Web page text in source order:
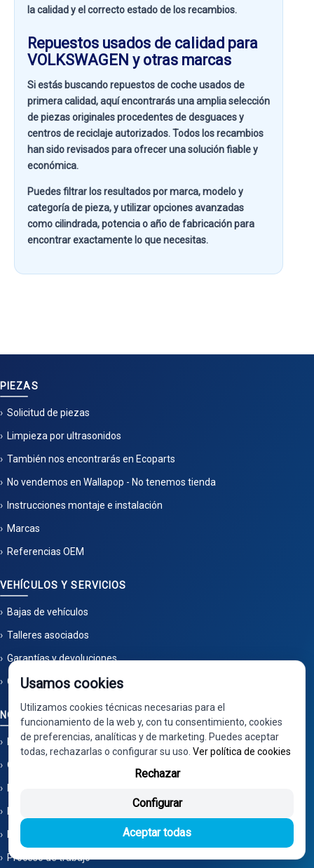
la calidad y el correcto estado de los recambios.
Repuestos usados de calidad para
VOLKSWAGEN y otras marcas
Si estás buscandorepuestos de coche usados de
primera calidad, aquí encontrarás una amplia selección
de piezas originales procedentes de desguaces y
centros de reciclaje autorizados. Todos los recambios
han sido revisados para ofrecer una solución fiable y
económica.
Puedes filtrar los resultados pormarca, modelo y
categoría de pieza, y utilizar opciones avanzadas
comocilindrada, potencia o año de fabricaciónpara
encontrar exactamente lo que necesitas.
PIEZAS
Solicitud de piezas
Limpieza por ultrasonidos
También nos encontrarás en Ecoparts
No vendemos en Wallapop - No tenemos tienda
Instrucciones montaje e instalación
Marcas
Referencias OEM
VEHÍCULOS Y SERVICIOS
Bajas de vehículos
Talleres asociados
Garantías y devoluciones
Colaboración Rideon Pamplona
NOSOTROS
Mapa del sitio
Quiénes somos
Proceso de trabajo
Usamos cookies
Utilizamos cookies técnicas necesarias para el
funcionamiento de la web y, con tu consentimiento, cookies
de preferencias, analíticas y de marketing. Puedes aceptar
todas, rechazarlas o configurar su uso. Ver política de cookies
Rechazar
Configurar
Aceptar todas